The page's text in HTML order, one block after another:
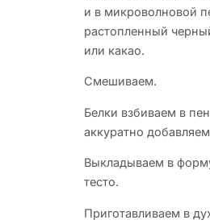
и в микроволновой
растопленный
или какао.
Смешиваем.
Белки взбиваем в
аккуратно
Выкладываем в
тесто.
Приготавливаем в